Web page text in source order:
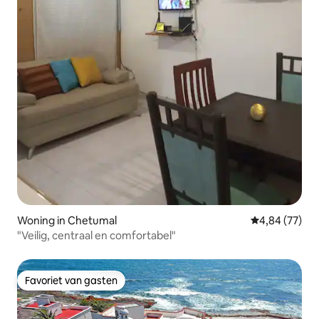
Woning in Chetumal Gemiddelde
4,84 (77)
"Veilig, centraal en comfortabel"
Favoriet van gasten
Favoriet van gasten